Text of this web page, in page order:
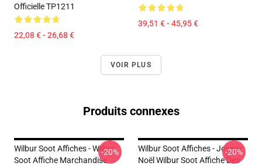
Officielle TP1211
22,08 € - 26,68 €
39,51 € - 45,95 €
VOIR PLUS
Produits connexes
Wilbur Soot Affiches - Wilbur
Soot Affiche Marchandise
-20%
Wilbur Soot Affiches - Joyeux
Noël Wilbur Soot Affiche Des
-20%